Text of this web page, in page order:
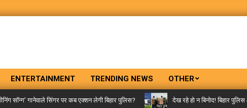
ENTERTAINMENT TRENDING NEWS OTHER
गानेवाले सिंगर पर कब एक्शन लेगी बिहार पुलिस? देख रहे हो न बिनोद! बिहार पुलिस